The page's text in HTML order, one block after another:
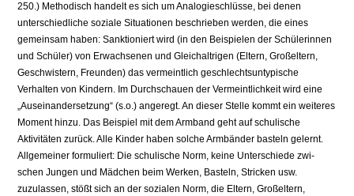
250.) Methodisch handelt es sich um Analogieschlüsse, bei denen
unterschiedliche soziale Situationen beschrieben werden, die eines
gemeinsam haben: Sanktio­niert wird (in den Beispielen der Schülerinnen
und Schüler) von Erwachsenen und Gleichaltrigen (Eltern, Großeltern,
Geschwistern, Freunden) das vermeint­lich geschlechtsuntypische
Verhalten von Kindern. Im Durchschauen der Vermeintlichkeit wird eine
„Auseinandersetzung“ (s.o.) angeregt. An dieser Stelle kommt ein weiteres
Moment hinzu. Das Beispiel mit dem Armband geht auf schulische
Aktivitäten zurück. Alle Kinder haben solche Armbänder basteln gelernt.
Allgemeiner formuliert: Die schulische Norm, keine Unterschiede zwi­
schen Jungen und Mädchen beim Werken, Basteln, Stricken usw.
zuzulassen, stößt sich an der sozialen Norm, die Eltern, Großeltern,